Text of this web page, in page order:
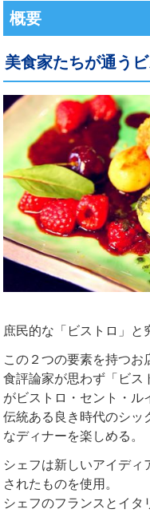
概要
美食家たちが通う
庶民的な「ビストロ」と
この２つの要素を持つお
食評論家が思わず「ビス
がビストロ・セント・ル
伝統ある良き時代のシッ
なディナーを楽しめる。
シェフは新しいアイデ
されたものを使用。
シェフのフランスとイ